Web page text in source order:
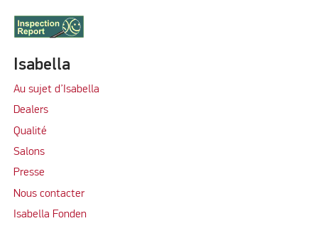
Isabella
Au sujet d’Isabella
Dealers
Qualité
Salons
Presse
Nous contacter
Isabella Fonden